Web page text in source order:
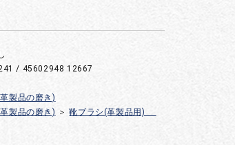
/ 45602948 12667
製品の磨き)
製品の磨き) ＞ 靴ブラシ(革製品用)